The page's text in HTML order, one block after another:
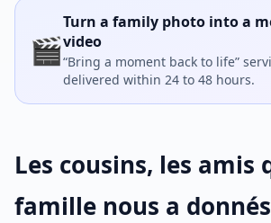
🎬
Turn a family photo into a
video
“Bring a moment back to life”
delivered within 24 to 48 hours.
Les cousins, les amis
famille nous a donnés